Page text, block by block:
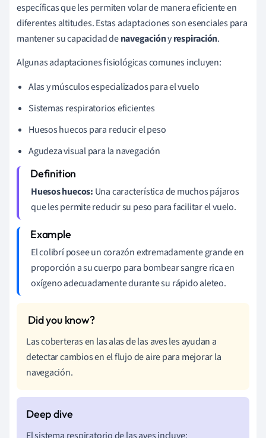
específicas que les permiten volar de manera eficiente en
diferentes altitudes. Estas adaptaciones son esenciales para
mantener su capacidad denavegaciónyrespiración.
Algunas adaptaciones fisiológicas comunes incluyen:
Alas y músculos especializados para el vuelo
Sistemas respiratorios eficientes
Huesos huecos para reducir el peso
Agudeza visual para la navegación
Huesos huecos: Una característica de muchos pájaros
que les permite reducir su peso para facilitar el vuelo.
El colibrí posee un corazón extremadamente grande en
proporción a su cuerpo para bombear sangre rica en
oxígeno adecuadamente durante su rápido aleteo.
Las coberteras en las alas de las aves les ayudan a
detectar cambios en el flujo de aire para mejorar la
navegación.
El sistema respiratorio de las aves incluye: